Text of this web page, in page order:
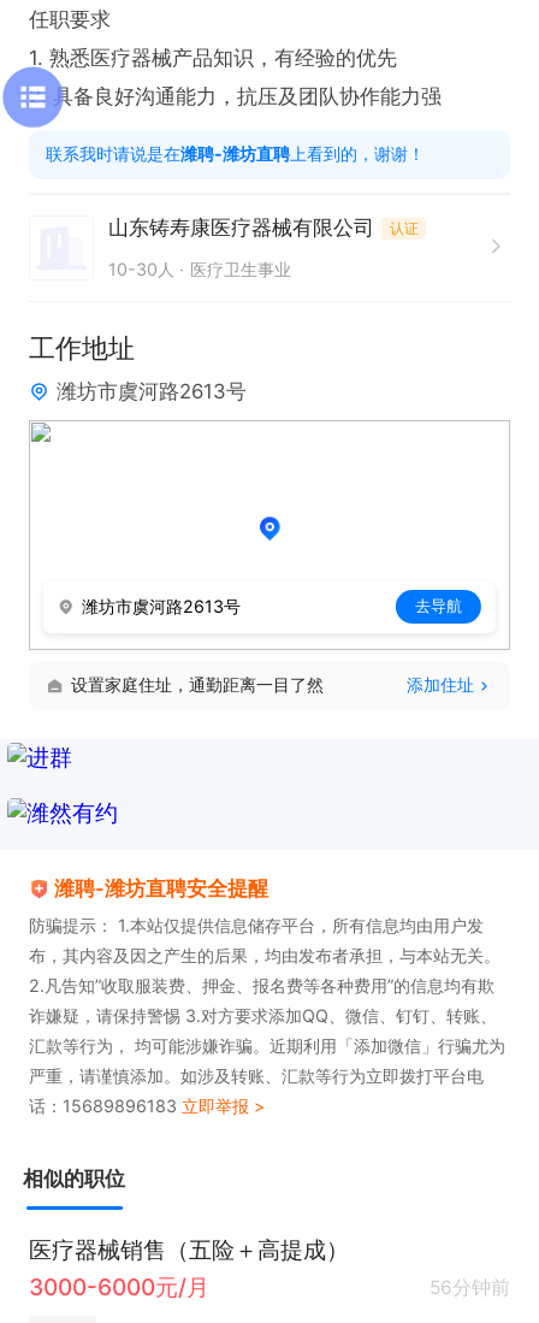
任职要求
1. 熟悉医疗器械产品知识，有经验的优先
2. 具备良好沟通能力，抗压及团队协作能力强
联系我时请说是在潍聘-潍坊直聘 上看到的，谢谢！
山东铸寿康医疗器械有限公司 认证
10-30人 医疗卫生事业
工作地址
潍坊市虞河路2613号
潍坊市虞河路2613号 去导航
设置家庭住址，通勤距离一目了然 添加住址
潍聘-潍坊直聘安全提醒
防骗提示： 1.本站仅提供信息储存平台，所有信息均由用户发
布，其内容及因之产生的后果，均由发布者承担，与本站无关。
2.凡告知”收取服装费、押金、报名费等各种费用”的信息均有欺
诈嫌疑，请保持警惕 3.对方要求添加QQ、微信、钉钉、转账、
汇款等行为， 均可能涉嫌诈骗。近期利用「添加微信」行骗尤为
严重，请谨慎添加。如涉及转账、汇款等行为立即拨打平台电
话：15689896183 立即举报 >
相似的职位
医疗器械销售（五险＋高提成）
3000-6000元/月
56分钟前